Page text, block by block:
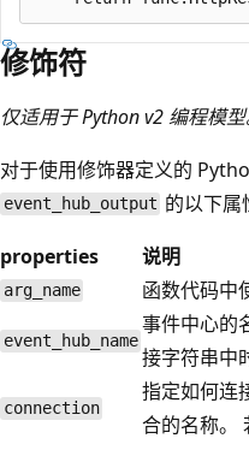
修饰符
仅适用于 Python v2 编程模型
对于使用修饰器定义的
event_hub_output 的以下属
properties
说明
arg_name 函数代码中
event_hub_name
事件中心的
接字符串中
connection
指定如何连
合的名称。